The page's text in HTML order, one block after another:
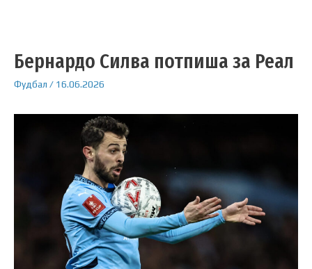
Бернардо Силва потпиша за Реал
Фудбал / 16.06.2026